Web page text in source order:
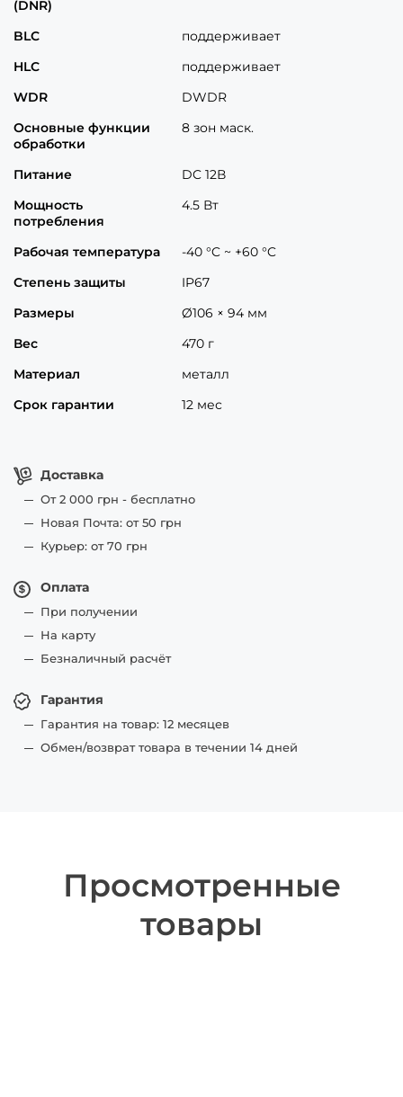
Доставка
От 2 000 грн - бесплатно
Новая Почта: от 50 грн
Курьер: от 70 грн
Оплата
При получении
На карту
Безналичный расчёт
Гарантия
Гарантия на товар: 12 месяцев
Обмен/возврат товара в течении 14 дней
(DNR)
BLC
поддерживает
HLC
поддерживает
WDR
DWDR
Основные функции
обработки
8 зон маск.
Питание
DC 12В
Мощность
потребления
4.5 Вт
Рабочая температура
-40 °C ~ +60 °C
Степень защиты
IP67
Размеры
Ø106 × 94 мм
Вес
470 г
Материал
металл
Срок гарантии
12 мес
Просмотренные
товары